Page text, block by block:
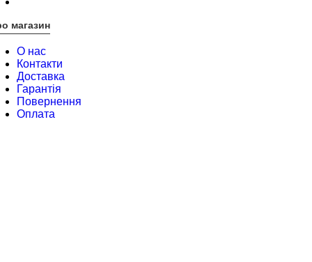
магазин
О нас
Контакти
Доставка
Гарантія
Повернення
Оплата